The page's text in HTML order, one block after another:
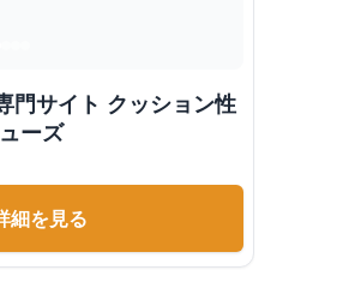
門サイト クッション性
ーズ
細を見る